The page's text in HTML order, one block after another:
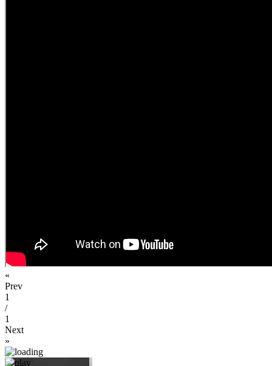
«
Prev
1
/
1
Next
»